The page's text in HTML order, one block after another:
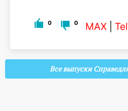
0 0 MAX
Все выпуски